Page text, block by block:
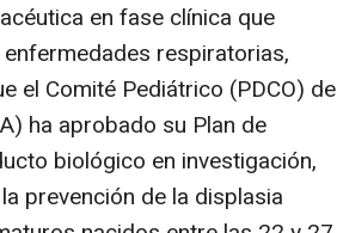
en fase clínica que
respiratorias,
el Comité Pediátrico (PDCO) de
ha aprobado su Plan de
biológico en investigación,
prevención de la displasia